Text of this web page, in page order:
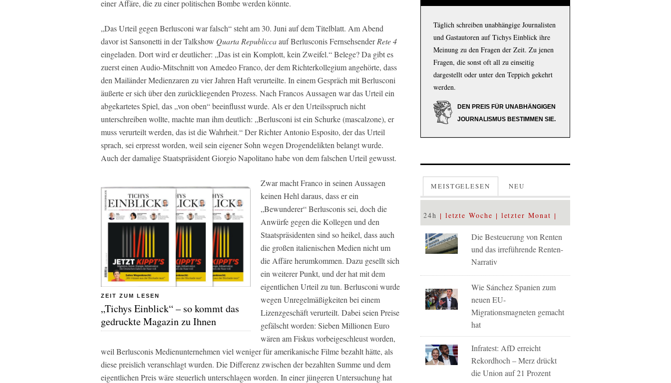
einer Affäre, die zu einer politischen Bombe werden könnte.
„Das Urteil gegen Berlusconi war falsch“ steht am 30. Juni auf dem Titelblatt. Am Abend
davor ist Sansonetti in der Talkshow Quarta Republiccaauf Berlusconis FernsehsenderRete 4
eingeladen. Dort wird er deutlicher: „Das ist ein Komplott, kein Zweifel.“ Belege? Da gibt es
zuerst einen Audio-Mitschnitt von Amedeo Franco, der dem Richterkollegium angehörte, dass
den Mailänder Medienzaren zu vier Jahren Haft verurteilte. In einem Gespräch mit Berlusconi
äußerte er sich über den zurückliegenden Prozess. Nach Francos Aussagen war das Urteil ein
abgekartetes Spiel, das „von oben“ beeinflusst wurde. Als er den Urteilsspruch nicht
unterschreiben wollte, machte man ihm deutlich: „Berlusconi ist ein Schurke (mascalzone), er
muss verurteilt werden, das ist die Wahrheit.“ Der Richter Antonio Esposito, der das Urteil
sprach, sei erpresst worden, weil sein eigener Sohn wegen Drogendelikten belangt wurde.
Auch der damalige Staatspräsident Giorgio Napolitano habe von dem falschen Urteil gewusst.
ZEIT ZUM LESEN
„Tichys Einblick“ – so kommt das
gedruckte Magazin zu Ihnen
Zwar macht Franco in seinen Aussagen
keinen Hehl daraus, dass er ein
„Bewunderer“ Berlusconis sei, doch die
Anwürfe gegen die Kollegen und den
Staatspräsidenten sind so heikel, dass auch
die großen italienischen Medien nicht um
die Affäre herumkommen. Dazu gesellt sich
ein weiterer Punkt, und der hat mit dem
eigentlichen Urteil zu tun. Berlusconi wurde
wegen Unregelmäßigkeiten bei einem
Lizenzgeschäft verurteilt. Dabei seien Preise
gefälscht worden: Sieben Millionen Euro
wären am Fiskus vorbeigeschleust worden,
weil Berlusconis Medienunternehmen viel weniger für amerikanische Filme bezahlt hätte, als
diese preislich veranschlagt wurden. Die Differenz zwischen der bezahlten Summe und dem
eigentlichen Preis wäre steuerlich unterschlagen worden. In einer jüngeren Untersuchung hat
Täglich schreiben unabhängige Journalisten
und Gastautoren auf Tichys Einblick ihre
Meinung zu den Fragen der Zeit. Zu jenen
Fragen, die sonst oft all zu einseitig
dargestellt oder unter den Teppich gekehrt
werden.
DEN PREIS FÜR UNABHÄNGIGEN
JOURNALISMUS BESTIMMEN SIE.
MEISTGELESEN NEU
24h letzte Woche letzter Monat
Die Besteuerung von Renten
und das irreführende Renten-
Narrativ
Wie Sánchez Spanien zum
neuen EU-
Migrationsmagneten gemacht
hat
Infratest: AfD erreicht
Rekordhoch – Merz drückt
die Union auf 21 Prozent